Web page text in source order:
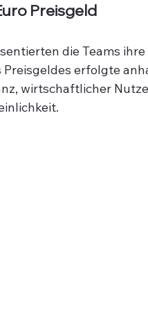
Preisgeld
die Teams
Preisgeldes erfolgte
wirtschaftlicher